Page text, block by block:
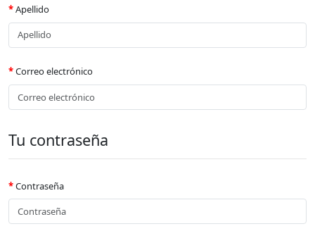
Apellido
Correo electrónico
Tu contraseña
Contraseña